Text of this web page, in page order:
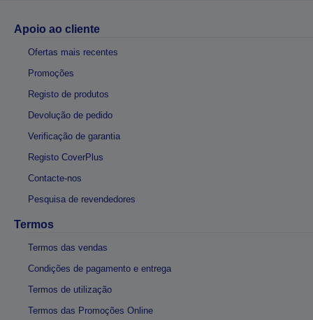
Apoio ao cliente
Ofertas mais recentes
Promoções
Registo de produtos
Devolução de pedido
Verificação de garantia
Registo CoverPlus
Contacte-nos
Pesquisa de revendedores
Termos
Termos das vendas
Condições de pagamento e entrega
Termos de utilização
Termos das Promoções Online